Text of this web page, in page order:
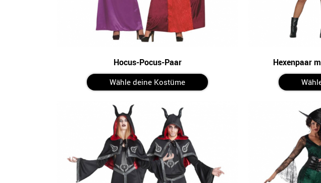
Hocus-Pocus-Paar
Wähle deine Kostüme
Hexenpaar